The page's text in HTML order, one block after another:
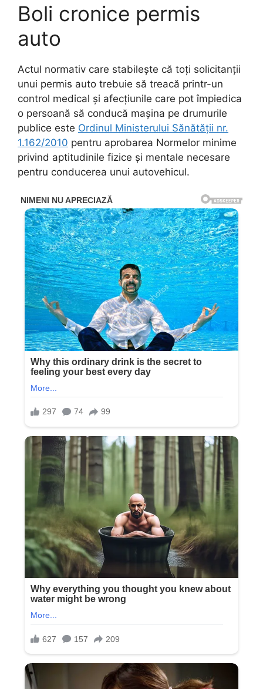
Boli cronice permis
auto
Actul normativ care stabilește că toți solicitanții
unui permis auto trebuie să treacă printr-un
control medical și afecțiunile care pot împiedica
o persoană să conducă mașina pe drumurile
publice este Ordinul Ministerului Sănătății nr.
1.162/2010 pentru aprobarea Normelor minime
privind aptitudinile fizice și mentale necesare
pentru conducerea unui autovehicul.